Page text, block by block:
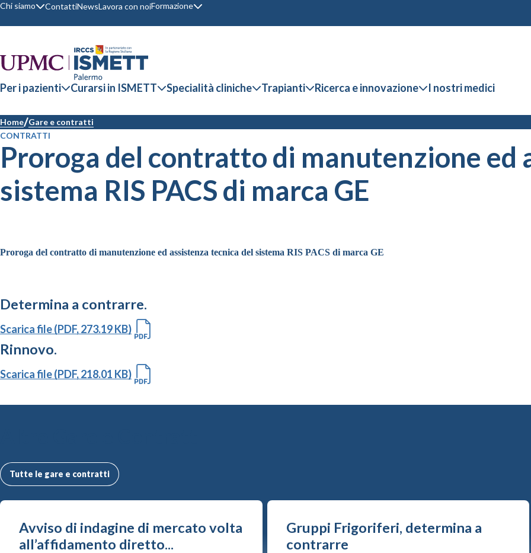
Chi siamo ContattiNewsLavora con noiFormazione
Per i pazienti Curarsi in ISMETT Specialità cliniche Trapianti Ricerca e innovazione I nostri medici
Home Gare e contratti
CONTRATTI
Proroga del contratto di manutenzione ed
sistema RIS PACS di marca GE
Proroga del contratto di manutenzione ed assistenza tecnica del sistema RIS PACS di marca GE
Determina a contrarre.
Scarica file (PDF, 273.19 KB)
Rinnovo.
Scarica file (PDF, 218.01 KB)
Tutte le gare e contratti
Avviso di indagine di mercato volta
all’affidamento diretto...
Gruppi Frigoriferi, determina a
contrarre